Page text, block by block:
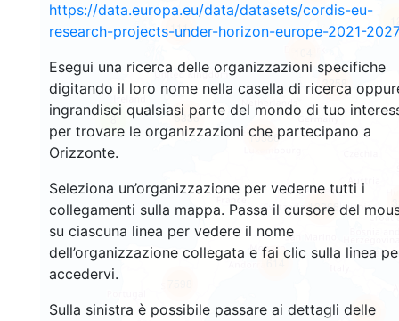
https://data.europa.eu/data/datasets/cordis-eu-
research-projects-under-horizon-europe-2021-2027
Esegui una ricerca delle organizzazioni specifiche
digitando il loro nome nella casella di ricerca
ingrandisci qualsiasi parte del mondo di tuo
per trovare le organizzazioni che partecipano a
Orizzonte.
Seleziona un’organizzazione per vederne tutti i
collegamenti sulla mappa. Passa il cursore del
su ciascuna linea per vedere il nome
dell’organizzazione collegata e fai clic sulla linea
accedervi.
Sulla sinistra è possibile passare ai dettagli delle
507
8
614
111
3258
12266
5336
10586